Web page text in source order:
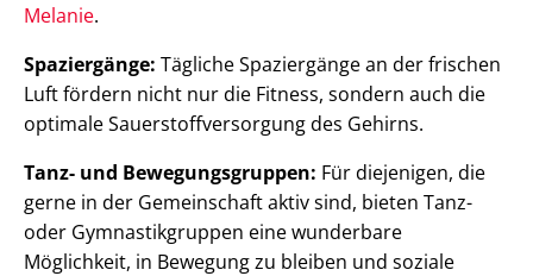
Melanie.
Spaziergänge: Tägliche Spaziergänge an der frischen
Luft fördern nicht nur die Fitness, sondern auch die
optimale Sauerstoffversorgung des Gehirns.
Tanz- und Bewegungsgruppen: Für diejenigen, die
gerne in der Gemeinschaft aktiv sind, bieten Tanz-
oder Gymnastikgruppen eine wunderbare
Möglichkeit, in Bewegung zu bleiben und soziale